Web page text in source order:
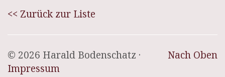
<< Zurück zur Liste
Nach Oben
© 2026 Harald Bodenschatz ·
Impressum